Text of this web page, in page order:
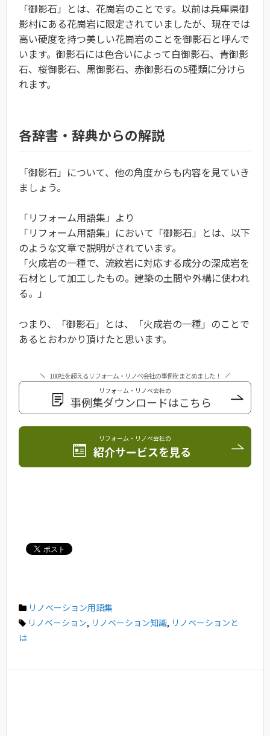
「御影石」とは、花崗岩のことです。以前は兵庫県御
影村にある花崗岩に限定されていましたが、現在では
高い硬度を持つ美しい花崗岩のことを御影石と呼んで
います。御影石には色合いによって白御影石、青御影
石、桜御影石、黒御影石、赤御影石の5種類に分けら
れます。
各辞書・辞典からの解説
「御影石」について、他の角度からも内容を見ていき
ましょう。
「リフォーム用語集」より
「リフォーム用語集」において「御影石」とは、以下
のような文章で説明がされています。
「火成岩の一種で、流紋岩に対応する成分の深成岩を
石材として加工したもの。建築の土間や外構に使われ
る。」
つまり、「御影石」とは、「火成岩の一種」のことで
あるとおわかり頂けたと思います。
100社を超えるリフォーム・リノベ会社の事例をまとめました！
リフォーム・リノベ会社の
事例集ダウンロードはこちら
リフォーム・リノベ会社の
紹介サービスを見る
リノベーション用語集
リノベーション, リノベーション知識, リノベーションと
は